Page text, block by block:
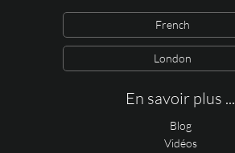
French
London
En savoir plus ...
Blog
Vidéos